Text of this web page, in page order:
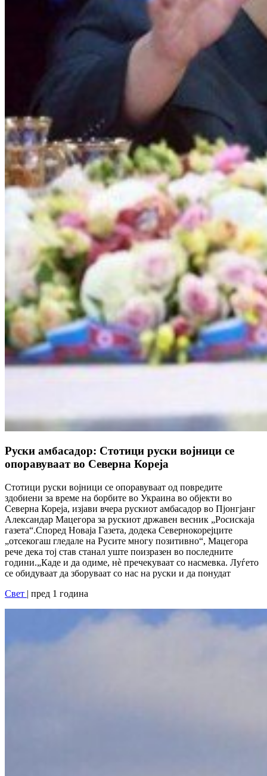
Руски амбасадор: Стотици руски војници се
опоравуваат во Северна Кореја
Стотици руски војници се опоравуваат од повредите
здобиени за време на борбите во Украина во објекти во
Северна Кореја, изјави вчера рускиот амбасадор во Пјонгјанг
Александар Мацегора за рускиот државен весник „Росискаја
газета“.Според Новаја Газета, додека Севернокорејците
„отсекогаш гледале на Русите многу позитивно“, Мацегора
рече дека тој став станал уште поизразен во последните
години.„Каде и да одиме, нè пречекуваат со насмевка. Луѓето
се обидуваат да зборуваат со нас на руски и да понудат
Свет | пред 1 година